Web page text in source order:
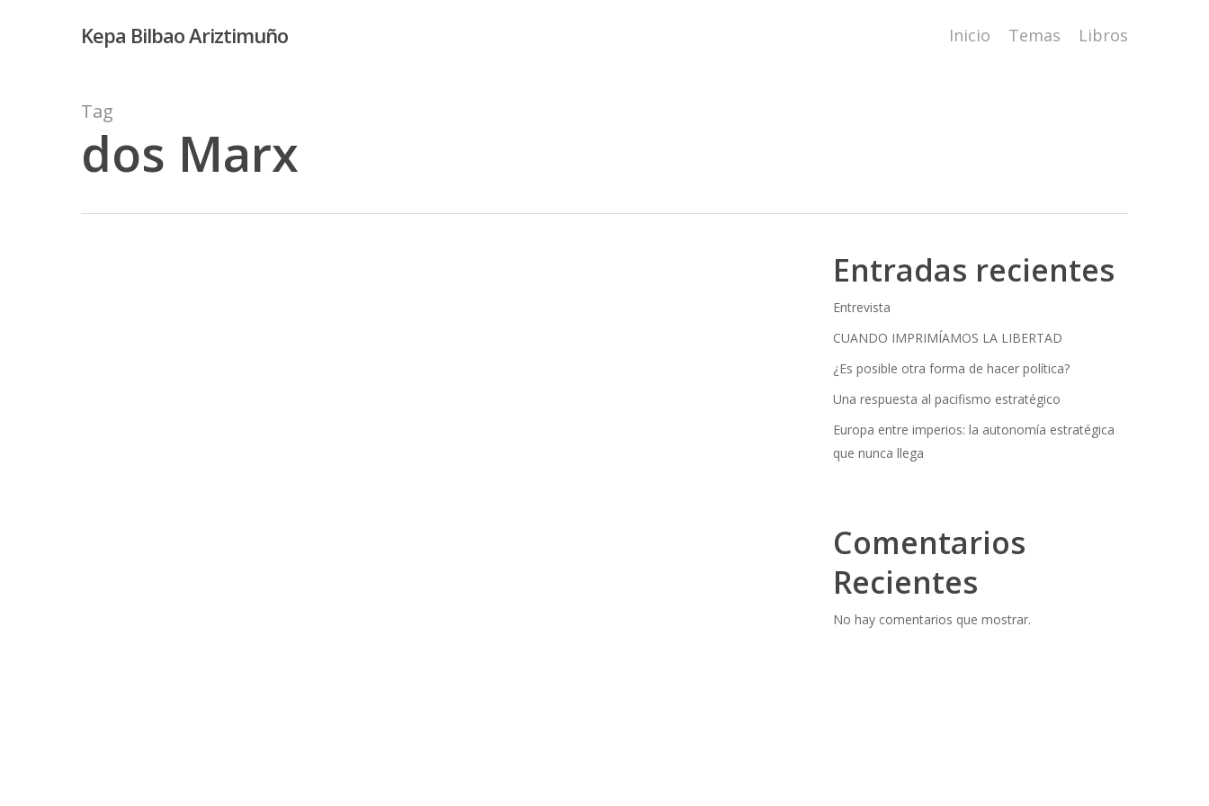
Kepa Bilbao Ariztimuño Inicio Temas Libros
Tag
dos Marx
Entradas recientes
Entrevista
CUANDO IMPRIMÍAMOS LA LIBERTAD
¿Es posible otra forma de hacer política?
Una respuesta al pacifismo estratégico
Europa entre imperios: la autonomía estratégica
que nunca llega
Comentarios
Recientes
No hay comentarios que mostrar.